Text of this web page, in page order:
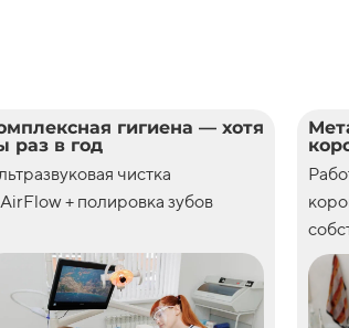
гигиена — хотя
раз в год
чистка
+ полировка зубов